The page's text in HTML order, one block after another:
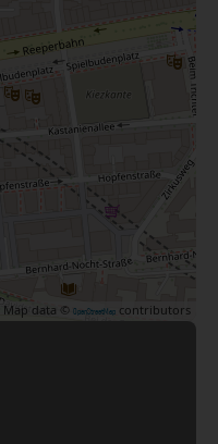
Map data © OpenStreetMap contributors